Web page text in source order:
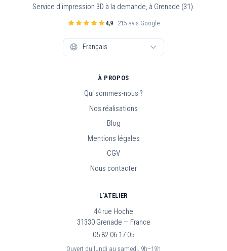
Service d'impression 3D à la demande, à Grenade (31).
4,9· 215 avis Google
À PROPOS
Qui sommes-nous ?
Nos réalisations
Blog
Mentions légales
CGV
Nous contacter
L'ATELIER
44 rue Hoche
31330 Grenade — France
05 82 06 17 05
Ouvert du lundi au samedi, 9h–19h